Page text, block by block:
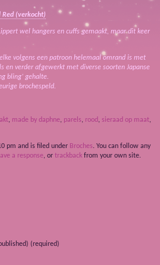
Red (verkocht)
wel hangers en cuffs gemaakt, maar dit keer
volgens een patroon helemaal omrand is met
en verder afgewerkt met diverse soorten Japanse
bling’ gehalte.
brochespeld.
, made by daphne, parels, rood , sieraad op maat,
pm and is filed under Broches. You can follow any
a response, or trackback from your own site.
(required)